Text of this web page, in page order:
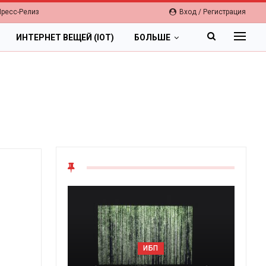
Вход / Регистрация
Релиз
ИНТЕРНЕТ ВЕЩЕЙ (IOT) БОЛЬШЕ
ОБЛАКА
Цифровая экономика 2026.